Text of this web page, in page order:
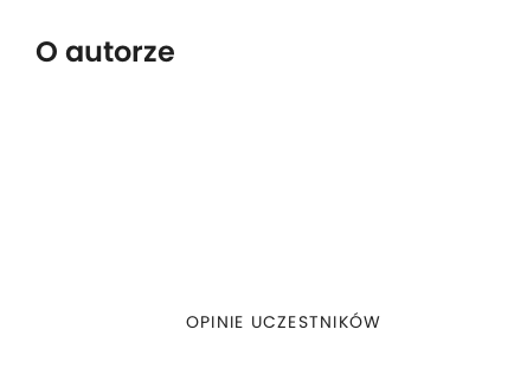
O autorze
OPINIE UCZESTNIKÓW